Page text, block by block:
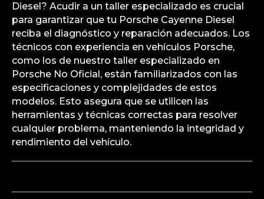
Diesel? Acudir a un taller especializado es crucial
para garantizar que tu Porsche Cayenne Diesel
reciba el diagnóstico y reparación adecuados. Los
técnicos con experiencia en vehículos Porsche,
como los de nuestro taller especializado en
Porsche No Oficial, están familiarizados con las
especificaciones y complejidades de estos
modelos. Esto asegura que se utilicen las
herramientas y técnicas correctas para resolver
cualquier problema, manteniendo la integridad y
rendimiento del vehículo.